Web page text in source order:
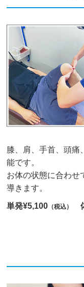
膝、肩、手首、頭痛
能です。
お体の状態に合わせ
導きます。
単発¥5,100 （税込）